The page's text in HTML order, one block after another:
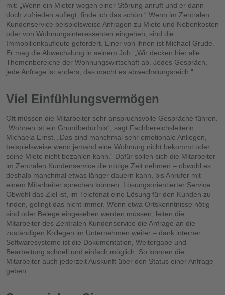
mit: „Wenn ein Mieter wegen einer Störung anruft und er dann
doch zufrieden auflegt, finde ich das schön.“ Wenn im Zentralen
Kundenservice beispielsweise Anfragen zu Miete und Nebenkosten
oder von Wohnungsinteressenten eingehen, sind die
Immobilienkaufleute gefordert. Einer von ihnen ist Michael Grude.
Er mag die Abwechslung in seinem Job: „Wir decken hier alle
Themenbereiche der Wohnungswirtschaft ab. Jedes Gespräch,
jede Anfrage ist anders, das macht es abwechslungsreich.“
Viel Einfühlungsvermögen
Oft müssen die Mitarbeiter sehr anspruchsvolle Gespräche führen.
„Wohnen ist ein Grundbedürfnis“, sagt Fachbereichsleiterin
Michaela Ernst. „Das sind manchmal sehr emotionale Anliegen,
beispielsweise wenn jemand eine Wohnung nicht bekommt oder
seine Miete nicht bezahlen kann.“ Dafür sollen sich die Mitarbeiter
im Zentralen Kundenservice die nötige Zeit nehmen – obwohl es
deshalb manchmal etwas länger dauern kann, bis Anrufer mit
einem Mitarbeiter sprechen können. Lösungsorientierter Service
Obwohl das Ziel ist, im Telefonat eine Lösung für den Kunden zu
finden, gelingt das nicht immer. Wenn etwa Ortskenntnisse nötig
sind oder Belege eingesehen werden müssen, leiten die
Mitarbeiter des Zentralen Kundenservice die Anfrage an die
zuständigen Kollegen im Unternehmen weiter – dank interner
Softwaresysteme ist die Dokumentation, Weitergabe und
Bearbeitung schnell und einfach möglich. So können die
Mitarbeiter auch jederzeit Auskunft über den Status einer Anfrage
geben.